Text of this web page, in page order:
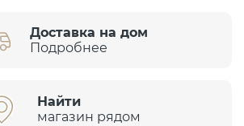
Доставка на дом
Подробнее
Найти
магазин рядом